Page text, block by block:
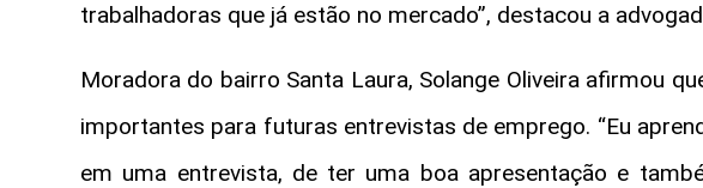
trabalhadoras que já estão no mercado”, destacou a
Moradora do bairro Santa Laura, Solange Oliveira afirmou
importantes para futuras entrevistas de emprego. “Eu
em uma entrevista, de ter uma boa apresentação e